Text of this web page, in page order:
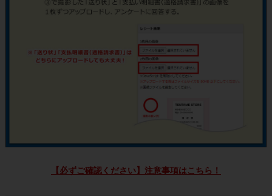
【必ずご確認ください】注意事項はこちら！